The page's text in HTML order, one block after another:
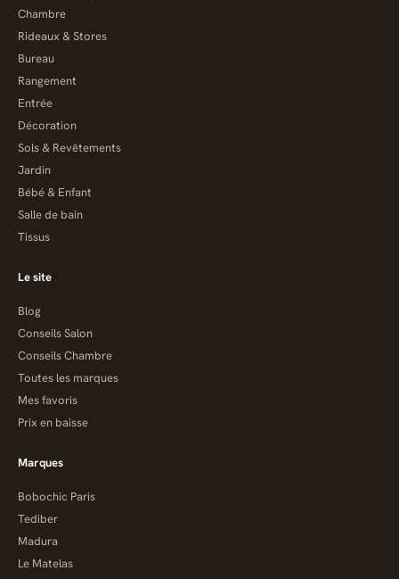
Chambre
Rideaux & Stores
Bureau
Rangement
Entrée
Décoration
Sols & Revêtements
Jardin
Bébé & Enfant
Salle de bain
Tissus
Le site
Blog
Conseils Salon
Conseils Chambre
Toutes les marques
Mes favoris
Prix en baisse
Marques
Bobochic Paris
Tediber
Madura
Le Matelas